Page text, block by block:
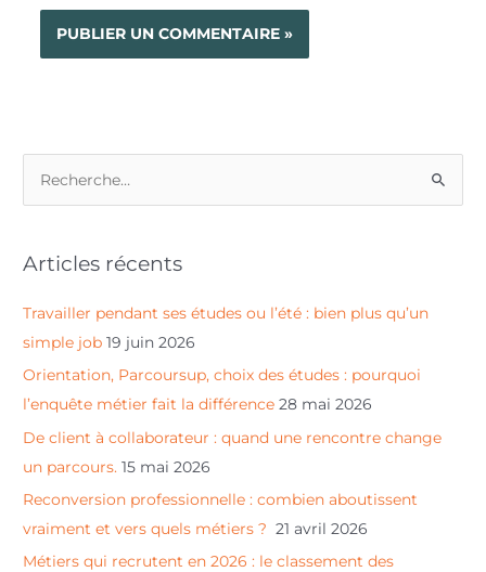
h
r
:
Articles récents
Travailler pendant ses études ou l’été : bien plus qu’un
simple job 19 juin 2026
Orientation, Parcoursup, choix des études : pourquoi
l’enquête métier fait la différence 28 mai 2026
De client à collaborateur : quand une rencontre change
un parcours. 15 mai 2026
Reconversion professionnelle : combien aboutissent
vraiment et vers quels métiers ? 21 avril 2026
Métiers qui recrutent en 2026 : le classement des